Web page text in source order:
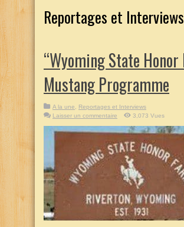
Reportages et Interviews
“Wyoming State Honor
Mustang Programme
A la une
Reportages et Interviews
Laisser un commentaire
3,073 Vues